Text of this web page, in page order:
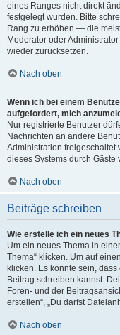
eines Ranges nicht direkt
festgelegt wurden. Bitte
Rang zu erhöhen — die
Moderator oder
wieder zurücksetzen.
Nach oben
Wenn ich bei einem
aufgefordert, mich
Nur registrierte Benutzer
Nachrichten an andere
Administration freigeschaltet
dieses Systems durch Gäste
Nach oben
Beiträge schreiben
Wie erstelle ich ein neues
Um ein neues Thema in
Thema“ klicken. Um auf
klicken. Es könnte sein,
Beitrag schreiben kannst.
Foren- und der
erstellen“, „Du darfst
Nach oben